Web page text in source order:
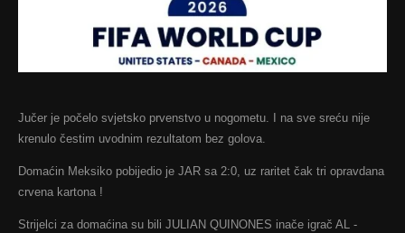
Jučer je počelo svjetsko prvenstvo u nogometu. I na sve sreću nije
krenulo čestim uvodnim rezultatom bez golova.
Domaćin Meksiko pobijedio je JAR sa 2:0, uz raritet čak tri opravdana
crvena kartona !
Strijelci za domaćina su bili JULIAN QUINONES inače igrač AL -